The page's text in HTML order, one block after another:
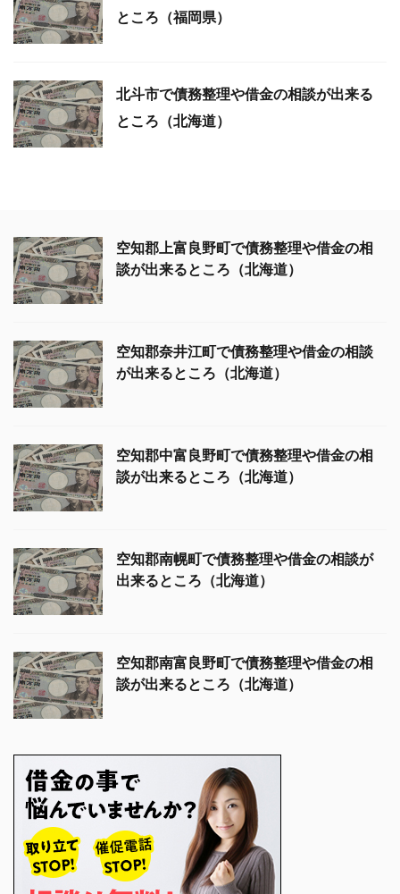
ところ（福岡県）
北斗市で債務整理や借金の相談が出来る
ところ（北海道）
空知郡上富良野町で債務整理や借金の相
談が出来るところ（北海道）
空知郡奈井江町で債務整理や借金の相談
が出来るところ（北海道）
空知郡中富良野町で債務整理や借金の相
談が出来るところ（北海道）
空知郡南幌町で債務整理や借金の相談が
出来るところ（北海道）
空知郡南富良野町で債務整理や借金の相
談が出来るところ（北海道）